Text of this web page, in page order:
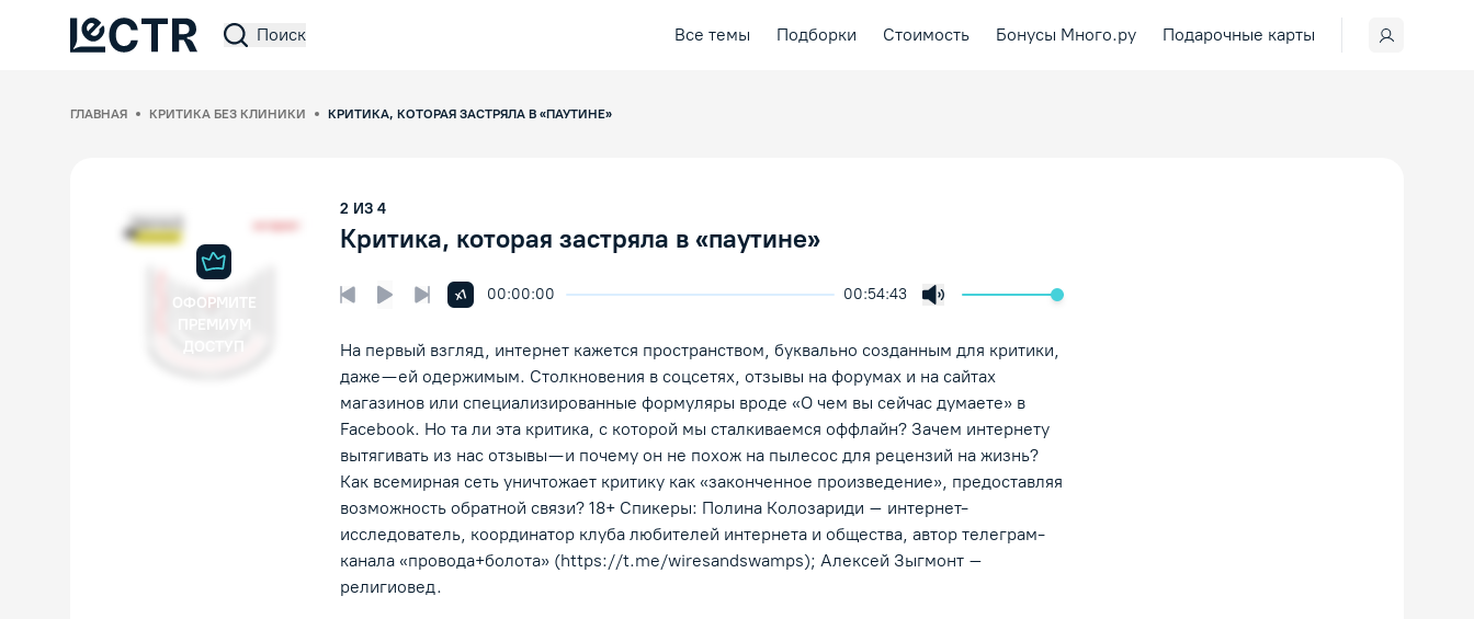
Поиск Все темы Подборки Стоимость Бонусы Много.ру Подарочные карты
ГЛАВНАЯ КРИТИКА БЕЗ КЛИНИКИ КРИТИКА, КОТОРАЯ ЗАСТРЯЛА В «ПАУТИНЕ»
ОФОРМИТЕ
ПРЕМИУМ
2 ИЗ 4
Критика, которая застряла в «паутине»
00:00:00 00:54:43
Предыдущая лекцияСледующая лекция
x1Увеличить скорость воспроизведения
На первый взгляд, интернет кажется пространством, буквально созданным для критики,
даже — ей одержимым. Столкновения в соцсетях, отзывы на форумах и на сайтах
магазинов или специализированные формуляры вроде «О чем вы сейчас думаете» в
Facebook. Но та ли эта критика, с которой мы сталкиваемся оффлайн? Зачем интернету
вытягивать из нас отзывы — и почему он не похож на пылесос для рецензий на жизнь?
Как всемирная сеть уничтожает критику как «законченное произведение», предоставляя
возможность обратной связи? 18+ Спикеры: Полина Колозариди – интернет-
исследователь, координатор клуба любителей интернета и общества, автор телеграм-
канала «провода+болота» (https://t.me/wiresandswamps); Алексей Зыгмонт –
религиовед.